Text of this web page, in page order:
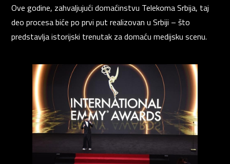
Ove godine, zahvaljujući domaćinstvu Telekoma Srbija, taj
deo procesa biće po prvi put realizovan u Srbiji – što
predstavlja istorijski trenutak za domaću medijsku scenu.